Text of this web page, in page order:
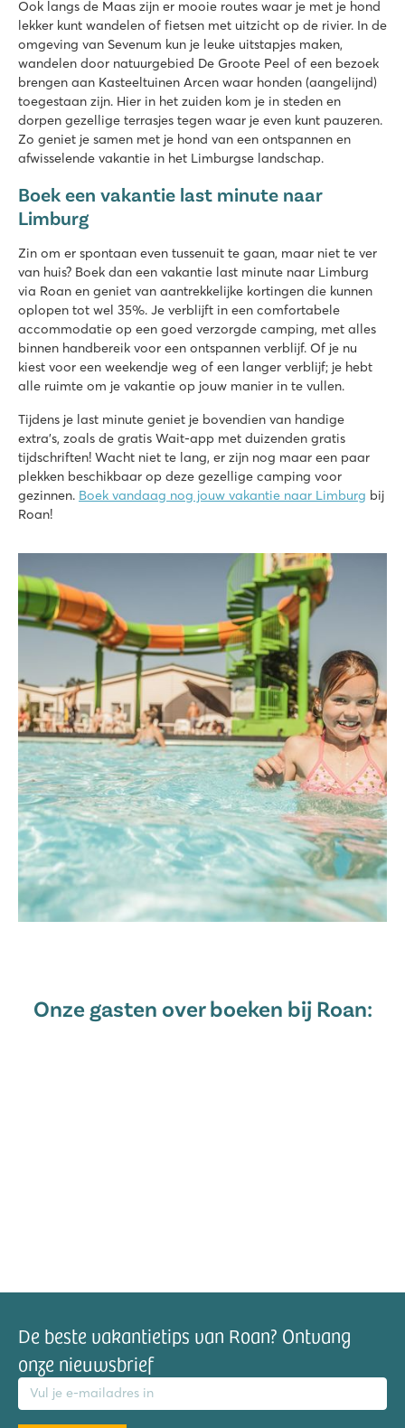
Ook langs de Maas zijn er mooie routes waar je met je hond
lekker kunt wandelen of fietsen met uitzicht op de rivier. In de
omgeving van Sevenum kun je leuke uitstapjes maken,
wandelen door natuurgebied De Groote Peel of een bezoek
brengen aan Kasteeltuinen Arcen waar honden (aangelijnd)
toegestaan zijn. Hier in het zuiden kom je in steden en
dorpen gezellige terrasjes tegen waar je even kunt pauzeren.
Zo geniet je samen met je hond van een ontspannen en
afwisselende vakantie in het Limburgse landschap.
Boek een vakantie last minute naar
Limburg
Zin om er spontaan even tussenuit te gaan, maar niet te ver
van huis? Boek dan een vakantie last minute naar Limburg
via Roan en geniet van aantrekkelijke kortingen die kunnen
oplopen tot wel 35%. Je verblijft in een comfortabele
accommodatie op een goed verzorgde camping, met alles
binnen handbereik voor een ontspannen verblijf. Of je nu
kiest voor een weekendje weg of een langer verblijf; je hebt
alle ruimte om je vakantie op jouw manier in te vullen.
Tijdens je last minute geniet je bovendien van handige
extra’s, zoals de gratis Wait-app met duizenden gratis
tijdschriften! Wacht niet te lang, er zijn nog maar een paar
plekken beschikbaar op deze gezellige camping voor
gezinnen. Boek vandaag nog jouw vakantie naar Limburg bij
Roan!
Onze gasten over boeken bij Roan:
De beste vakantietips van Roan? Ontvang
onze nieuwsbrief